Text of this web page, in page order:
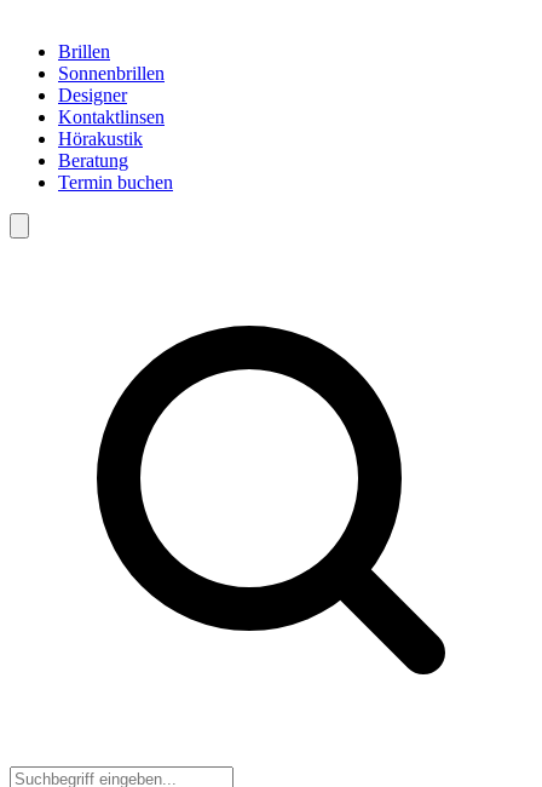
Brillen
Sonnenbrillen
Designer
Kontaktlinsen
Hörakustik
Beratung
Termin buchen